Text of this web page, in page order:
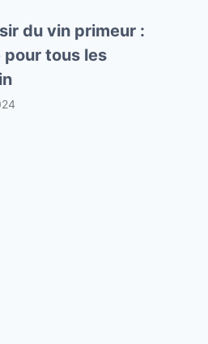
du vin primeur :
tous les